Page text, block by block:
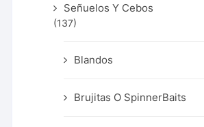
Señuelos Y Cebos
(137)
Blandos
Brujitas O SpinnerBaits